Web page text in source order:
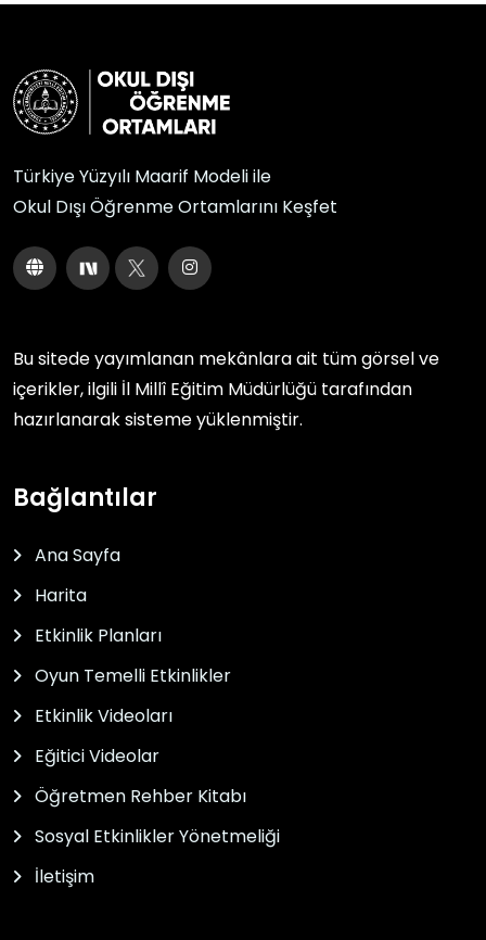
Türkiye Yüzyılı Maarif Modeli ile
Okul Dışı Öğrenme Ortamlarını Keşfet
Bu sitede yayımlanan mekânlara ait tüm görsel ve
içerikler, ilgili İl Millî Eğitim Müdürlüğü tarafından
hazırlanarak sisteme yüklenmiştir.
Bağlantılar
Ana Sayfa
Harita
Etkinlik Planları
Oyun Temelli Etkinlikler
Etkinlik Videoları
Eğitici Videolar
Öğretmen Rehber Kitabı
Sosyal Etkinlikler Yönetmeliği
İletişim